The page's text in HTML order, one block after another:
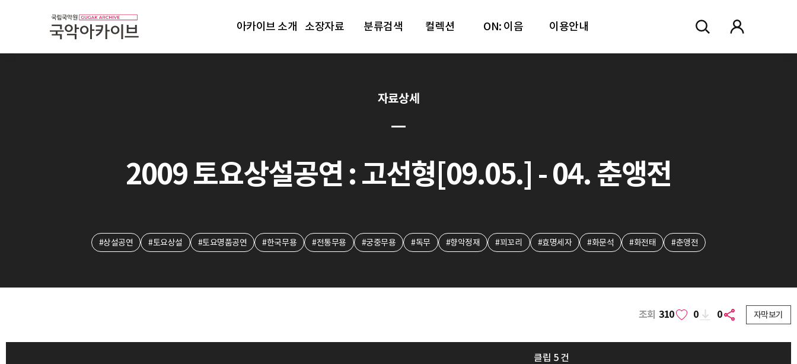
아카이브 소개 소장자료 분류검색 컬렉션 ON: 이음 이용안내
자료상세
2009 토요상설공연 : 고선형[09.05.] - 04. 춘앵전
#상설공연 #토요상설 #토요명품공연 #한국무용 #전통무용 #궁중무용 #독무 #향악정재 #꾀꼬리 #효명세자 #화문석 #화전태 #춘앵전
조회 310 0 0 자막보기
클립 5 건